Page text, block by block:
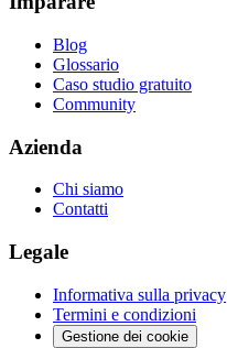
Blog
Glossario
Caso studio gratuito
Community
Azienda
Chi siamo
Contatti
Legale
Informativa sulla privacy
Termini e condizioni
Gestione dei cookie